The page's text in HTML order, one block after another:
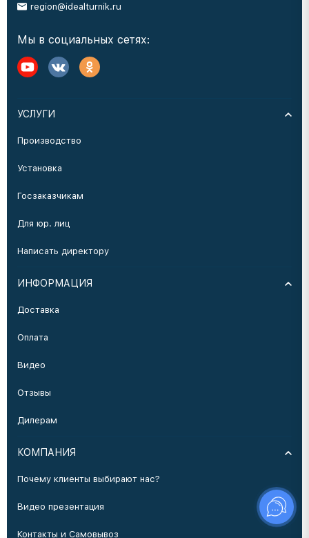
region@idealturnik.ru
Мы в социальных сетях:
УСЛУГИ
Производство
Установка
Госзаказчикам
Для юр. лиц
Написать директору
ИНФОРМАЦИЯ
Доставка
Оплата
Видео
Отзывы
Дилерам
КОМПАНИЯ
Почему клиенты выбирают нас?
Видео презентация
Контакты и Самовывоз